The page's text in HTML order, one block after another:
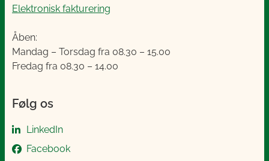
Elektronisk fakturering
Åben:
Mandag – Torsdag fra 08.30 – 15.00
Fredag fra 08.30 – 14.00
Følg os
LinkedIn
Facebook